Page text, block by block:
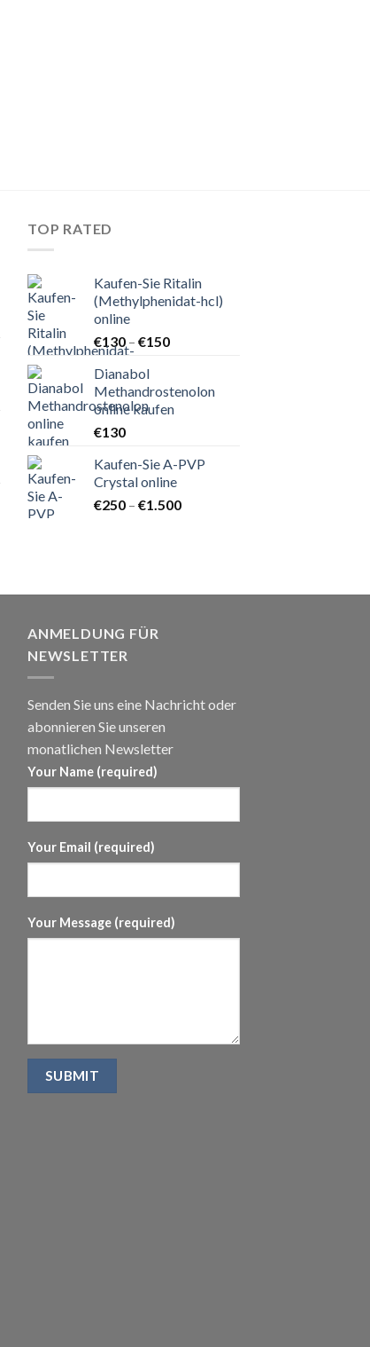
TOP RATED
Kaufen-Sie Ritalin
(Methylphenidat-hcl)
online
€130 – €150Preisspanne:
€150
Dianabol
Methandrostenolon
online kaufen
€130
Kaufen-Sie A-PVP
Crystal online
€250 – €1.500Preisspanne:
ANMELDUNG FÜR
NEWSLETTER
Senden Sie uns eine Nachricht oder
abonnieren Sie unseren
monatlichen Newsletter
Your Name (required)
Your Email (required)
Your Message (required)